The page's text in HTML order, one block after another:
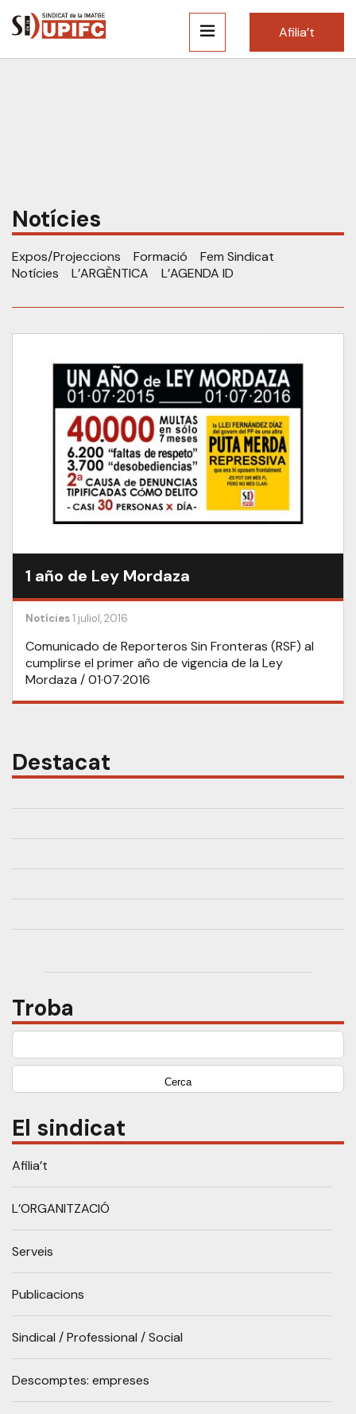
Afilia’t
Notícies
Expos/Projeccions Formació
Fem Sindicat
Notícies
L’ARGÈNTICA L’AGENDA ID
1 año de Ley Mordaza
Notícies1 juliol, 2016
Comunicado de Reporteros Sin Fronteras (RSF) al
cumplirse el primer año de vigencia de la Ley
Mordaza / 01·07·2016
Destacat
Troba
Cerca:
El sindicat
Afilia’t
L’ORGANITZACIÓ
Serveis
Publicacions
Sindical / Professional / Social
Descomptes: empreses